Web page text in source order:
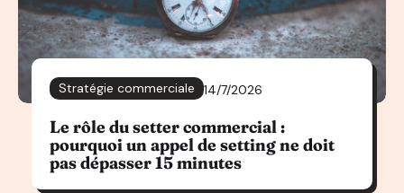
Stratégie commerciale 14/7/2026
Le rôle du setter commercial :
pourquoi un appel de setting ne doit
pas dépasser 15 minutes